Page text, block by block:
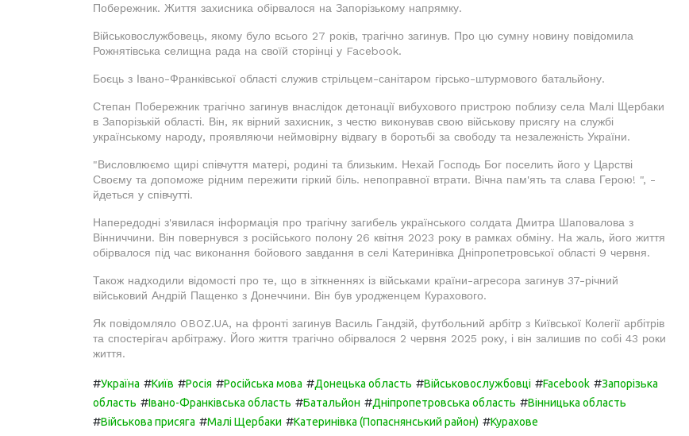
Побережник. Життя захисника обірвалося на Запорізькому напрямку.
Військовослужбовець, якому було всього 27 років, трагічно загинув. Про цю сумну новину повідомила
Рожнятівська селищна рада на своїй сторінці у Facebook.
Боєць з Івано-Франківської області служив стрільцем-санітаром гірсько-штурмового батальйону.
Степан Побережник трагічно загинув внаслідок детонації вибухового пристрою поблизу села Малі Щербаки
в Запорізькій області. Він, як вірний захисник, з честю виконував свою військову присягу на службі
українському народу, проявляючи неймовірну відвагу в боротьбі за свободу та незалежність України.
"Висловлюємо щирі співчуття матері, родині та близьким. Нехай Господь Бог поселить його у Царстві
Своєму та допоможе рідним пережити гіркий біль. непоправної втрати. Вічна пам'ять та слава Герою! ", -
йдеться у співчутті.
Напередодні з'явилася інформація про трагічну загибель українського солдата Дмитра Шаповалова з
Вінниччини. Він повернувся з російського полону 26 квітня 2023 року в рамках обміну. На жаль, його життя
обірвалося під час виконання бойового завдання в селі Катеринівка Дніпропетровської області 9 червня.
Також надходили відомості про те, що в зіткненнях із військами країни-агресора загинув 37-річний
військовий Андрій Пащенко з Донеччини. Він був уродженцем Курахового.
Як повідомляло OBOZ.UA, на фронті загинув Василь Гандзій, футбольний арбітр з Київської Колегії арбітрів
та спостерігач арбітражу. Його життя трагічно обірвалося 2 червня 2025 року, і він залишив по собі 43 роки
життя.
#Україна #Київ #Росія #Російська мова #Донецька область #Військовослужбовці #Facebook #Запорізька
область #Івано-Франківська область #Батальйон #Дніпропетровська область #Вінницька область
#Військова присяга #Малі Щербаки #Катеринівка (Попаснянський район) #Курахове